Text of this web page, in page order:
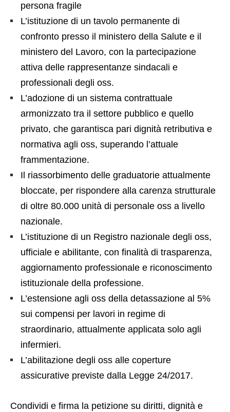
persona fragile
L’istituzione di un tavolo permanente di
confronto presso il ministero della Salute e il
ministero del Lavoro, con la partecipazione
attiva delle rappresentanze sindacali e
professionali degli oss.
L’adozione di un sistema contrattuale
armonizzato tra il settore pubblico e quello
privato, che garantisca pari dignità retributiva e
normativa agli oss, superando l’attuale
frammentazione.
Il riassorbimento delle graduatorie attualmente
bloccate, per rispondere alla carenza strutturale
di oltre 80.000 unità di personale oss a livello
nazionale.
L’istituzione di un Registro nazionale degli oss,
ufficiale e abilitante, con finalità di trasparenza,
aggiornamento professionale e riconoscimento
istituzionale della professione.
L’estensione agli oss della detassazione al 5%
sui compensi per lavori in regime di
straordinario, attualmente applicata solo agli
infermieri.
L’abilitazione degli oss alle coperture
assicurative previste dalla Legge 24/2017.
Condividi e firma la petizione su diritti, dignità e